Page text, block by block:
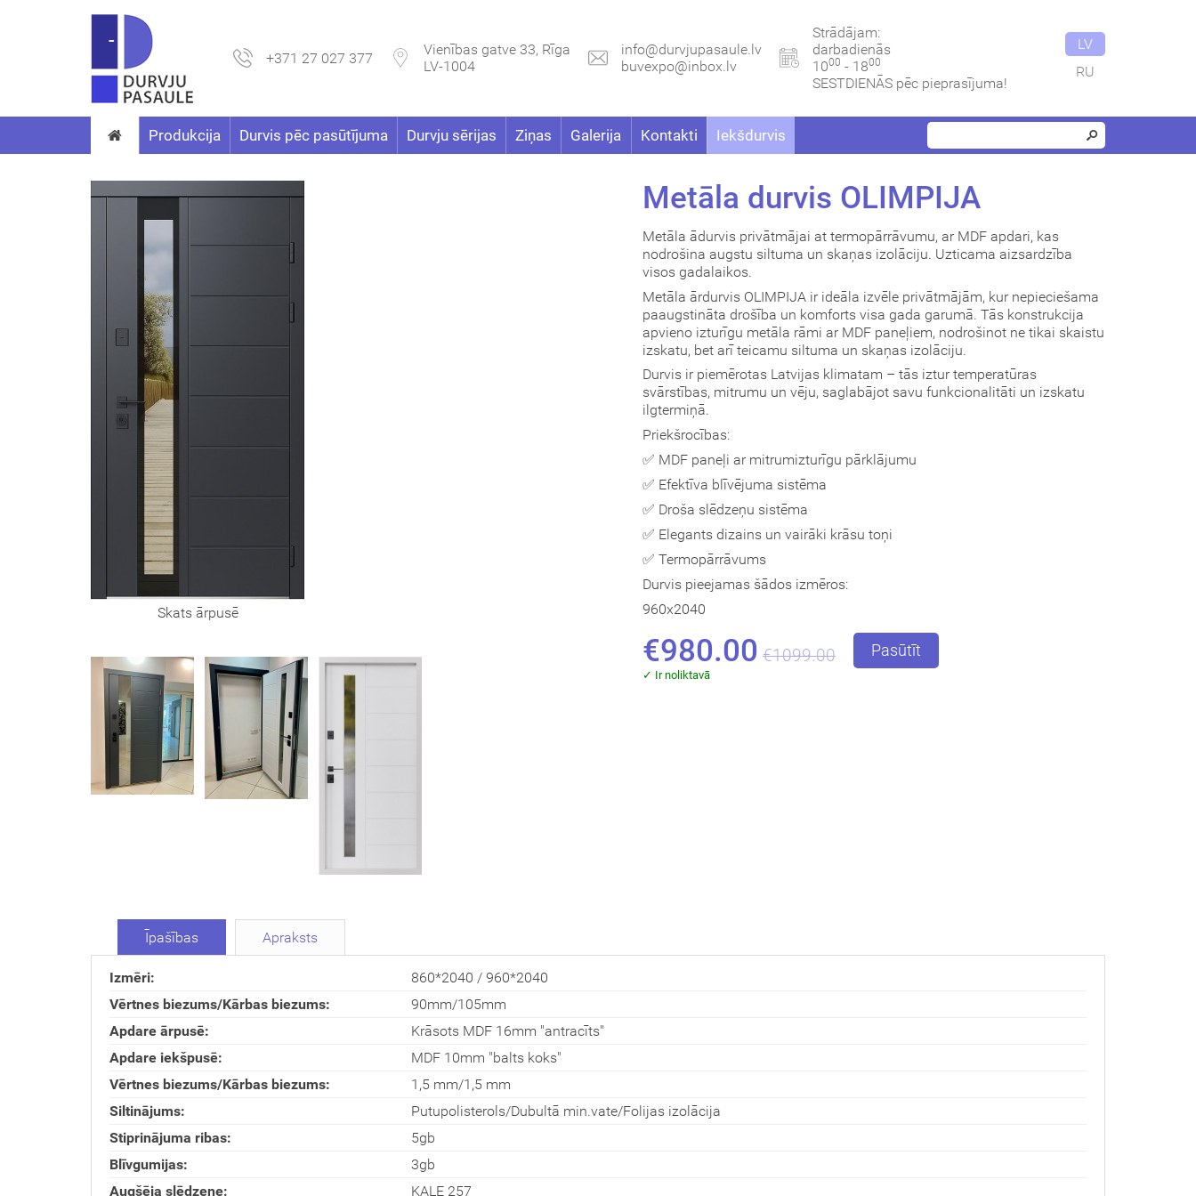
+371 27 027 377
Vienības gatve 33, Rīga
LV-1004
info@durvjupasaule.lv
buvexpo@inbox.lv
Strādājam:
darbadienās
1000 - 1800
SESTDIENĀS pēc pieprasījuma!
LV
RU
Produkcija Durvis pēc pasūtījuma Durvju sērijas Ziņas Galerija Kontakti Iekšdurvis
Skats ārpusē
Metāla durvis OLIMPIJA
Metāla ādurvis privātmājai at termopārrāvumu, ar MDF apdari, kas
nodrošina augstu siltuma un skaņas izolāciju. Uzticama aizsardzība
visos gadalaikos.
Metāla ārdurvis OLIMPIJA ir ideāla izvēle privātmājām, kur nepieciešama
paaugstināta drošība un komforts visa gada garumā. Tās konstrukcija
apvieno izturīgu metāla rāmi ar MDF paneļiem, nodrošinot ne tikai skaistu
izskatu, bet arī teicamu siltuma un skaņas izolāciju.
Durvis ir piemērotas Latvijas klimatam – tās iztur temperatūras
svārstības, mitrumu un vēju, saglabājot savu funkcionalitāti un izskatu
ilgtermiņā.
Priekšrocības:
✅ MDF paneļi ar mitrumizturīgu pārklājumu
✅ Efektīva blīvējuma sistēma
✅ Droša slēdzeņu sistēma
✅ Elegants dizains un vairāki krāsu toņi
✅ Termopārrāvums
Durvis pieejamas šādos izmēros:
960x2040
€980.00 €1099.00 Pasūtīt
✓ Ir noliktavā
Īpašības Apraksts
Izmēri:
860*2040 / 960*2040
Vērtnes biezums/Kārbas biezums:
90mm/105mm
Apdare ārpusē:
Krāsots MDF 16mm "antracīts"
Apdare iekšpusē:
MDF 10mm "balts koks"
Vērtnes biezums/Kārbas biezums:
1,5 mm/1,5 mm
Siltinājums:
Putupolisterols/Dubultā min.vate/Folijas izolācija
Stiprinājuma ribas:
5gb
Blīvgumijas:
3gb
Augšēja slēdzene:
KALE 257
durvis